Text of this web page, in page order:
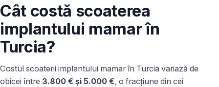
Cât costă scoaterea
implantului mamar în
Turcia?
Costul scoaterii implantului mamar în Turcia variază de
obicei între 3.800 € și 5.000 €, o fracțiune din cei